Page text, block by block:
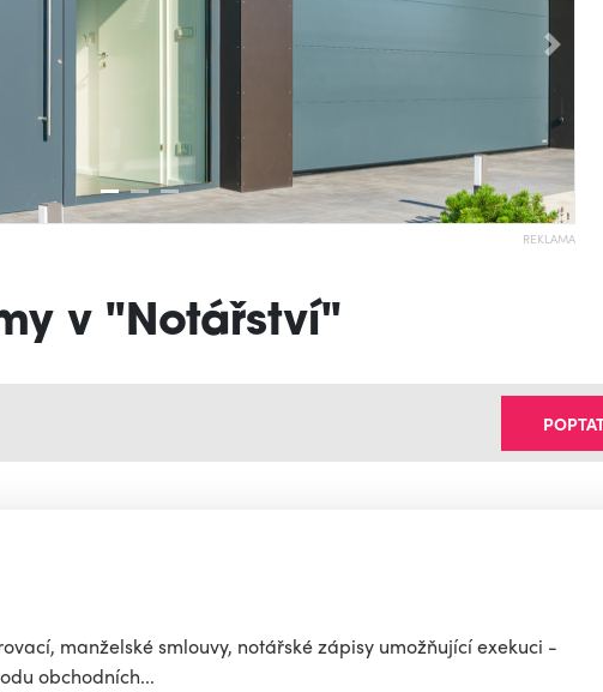
REKLAMA
v "Notářství"
manželské smlouvy, notářské zápisy umožňující exekuci -
obchodních...